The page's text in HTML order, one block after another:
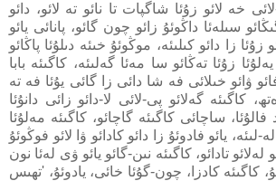
خە لائو زۇئا شاگپات تا نائو تە لائو، دائو
سىلەئا داڭوئۇ زائو چون گائو، پانائى يائو
زۇئا زا دائو كىلىئە، موڭوئۇ خىئە دىلۇئا پاڭائو
زۇئا تەڭائو سا مەئا گەلىئە، كاگىئە بابا
ۋائو خىلائى فە شا دائى زا گائى يۇئا فە تە
كاگىئە گەلائو پى-لائى لا-دائو زائى دانۇئا
ساچائى كاگىئە گاچائو، كاگىئە مەلۇئا
لىئە، يائو فادوئۇ زا دائو كادائو ۋا لائو فوڭوئۇ
لەلائو تادائو، كاگىئە نىن-گائو يائو ۋى لەئا نون
كاگىئە كادزا، چون-گۇئا خائى، يادوئۇ، 'تھىس